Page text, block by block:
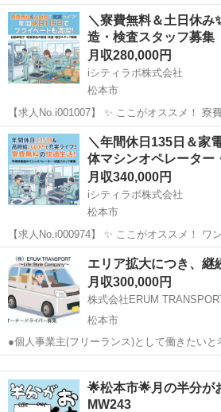
る！／ ＼日払いOK！オンライン登録対応でスピード就業可能！／ ＼
電子機器に欠かせない製品づくり！クリーン
／ 電子機...
長野 松本市 その他 未経験
＼寮費無料＆土日休み
造・検査スタッフ募
月収280,000円
iシティラボ株式会社
松本市
【求人No.i001007】 ✨ ここがオススメ！ 寮
寮相談可！：自分一人の新生活はもちろん、
を始めることも可能です。 土日休み＆年間
制（土日）な...
長野 松本市 その他 未経験
＼年間休日135日＆家
体マシンオペレータ
月収340,000円
iシティラボ株式会社
松本市
【求人No.i000974】 ✨ ここがオススメ！ ワ
付き！：エアコン、冷蔵庫、洗濯機、電子レ
ロなど、生活に必要な家電や備品が最初から
万〜34万円可！...
長野 松本市 その他 オペレーター
エリア拡大につき、継
月収300,000円
株式会社ERUM
松本市
●個人事業主(フリーランス)として働きたいと
長野県中信地区で軽配送のオーナードライバ
ませんか？ 転職から独立までサポートいたします （他地域、他県
でもご要望に合...🌟松本市🌟月の半分が
MW243